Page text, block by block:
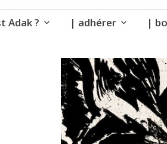
Adak ? | adhérer |